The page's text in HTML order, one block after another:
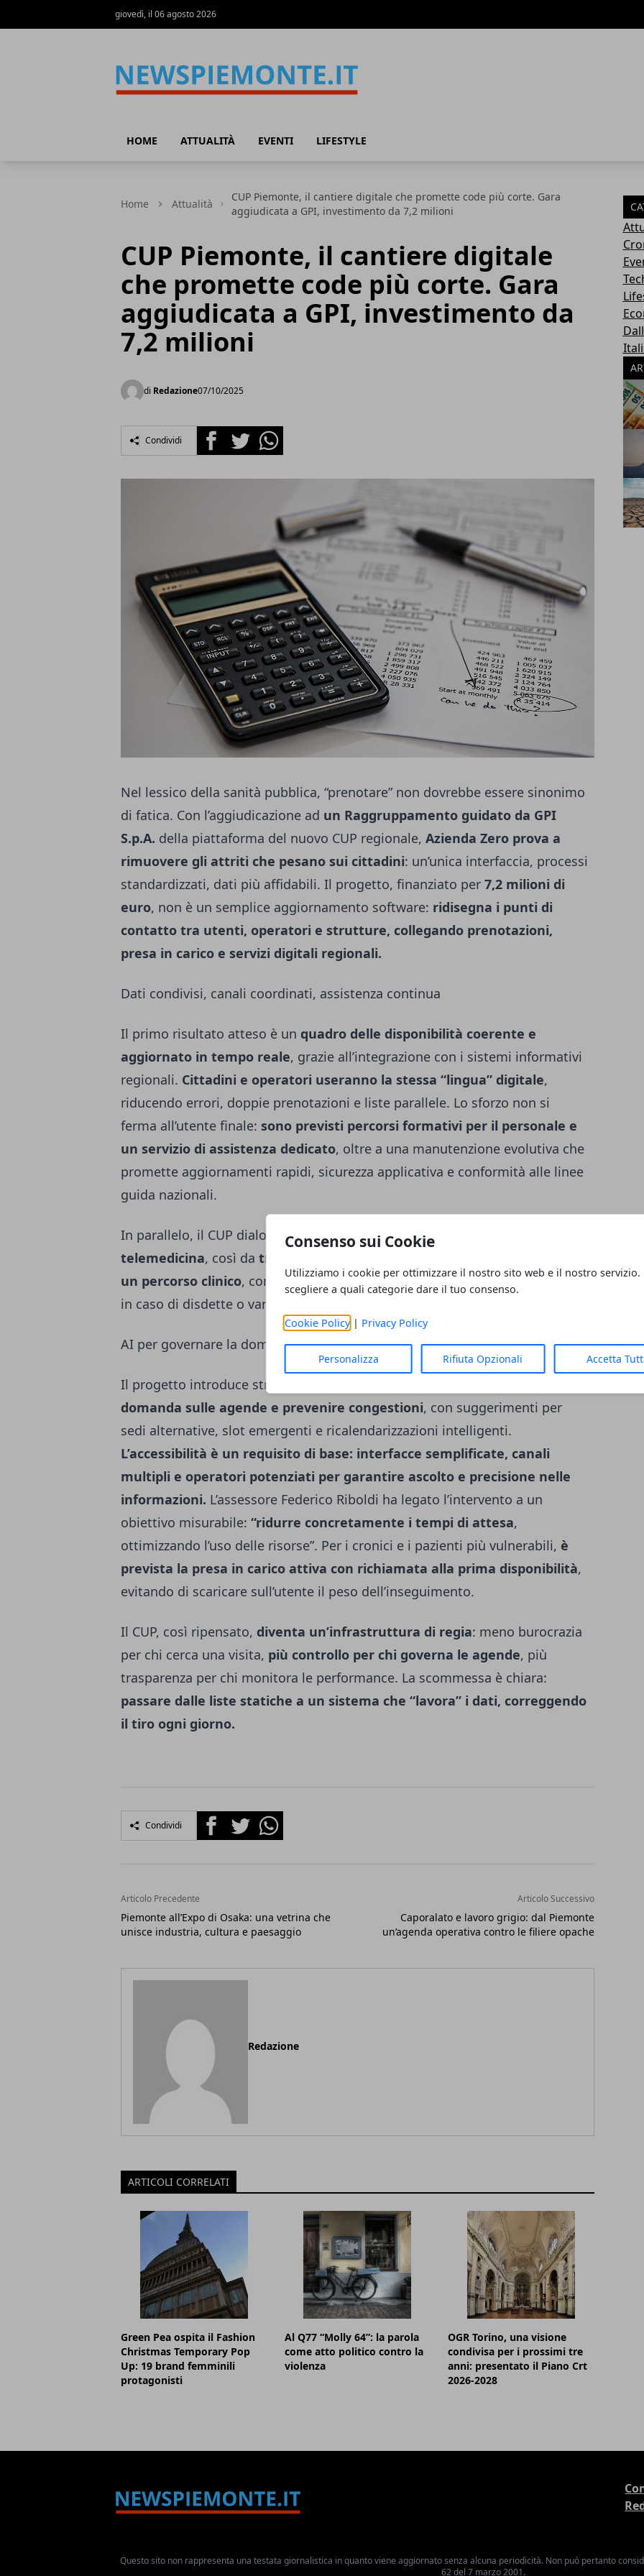
Consenso sui Cookie
Utilizziamo i cookie per ottimizzare il nostro sito web e il nostro servizio.
scegliere a quali categorie dare il tuo consenso.
Cookie Policy| Privacy Policy
Personalizza Rifiuta Opzionali Accetta
giovedì, il 06 agosto 2026
HOME ATTUALITÀ EVENTI LIFESTYLE
Home Attualità
CUP Piemonte, il cantiere digitale che promette code più corte. Gara
aggiudicata a GPI, investimento da 7,2 milioni
CUP Piemonte, il cantiere digitale
che promette code più corte. Gara
aggiudicata a GPI, investimento da
7,2 milioni
di Redazione07/10/2025
Condividi FacebookTwitterWhatsapp
Nel lessico della sanità pubblica, “prenotare” non dovrebbe essere sinonimo
di fatica. Con l’aggiudicazione ad un Raggruppamento guidato da GPI
S.p.A. della piattaforma del nuovo CUP regionale, Azienda Zero prova a
rimuovere gli attriti che pesano sui cittadini: un’unica interfaccia, processi
standardizzati, dati più affidabili. Il progetto, finanziato per 7,2 milioni di
euro, non è un semplice aggiornamento software: ridisegna i punti di
contatto tra utenti, operatori e strutture, collegando prenotazioni,
presa in carico e servizi digitali regionali.
Dati condivisi, canali coordinati, assistenza continua
Il primo risultato atteso è un quadro delle disponibilità coerente e
aggiornato in tempo reale, grazie all’integrazione con i sistemi informativi
regionali. Cittadini e operatori useranno la stessa “lingua” digitale,
riducendo errori, doppie prenotazioni e liste parallele. Lo sforzo non si
ferma all’utente finale: sono previsti percorsi formativi per il personale e
un servizio di assistenza dedicato, oltre a una manutenzione evolutiva che
promette aggiornamenti rapidi, sicurezza applicativa e conformità alle linee
guida nazionali.
In parallelo, il CUP dialogherà confascicolo sanitario elettronico e
telemedicina, così da trasformare una prenotazione in un passaggio di
un percorso clinico, con promemoria, richiami e riallineamenti automatici
in caso di disdette o variazioni.
AI per governare la domanda, interfacce “amiche” per chi chiama
Il progetto introduce strumenti predittivi per
domanda sulle agende e prevenire congestioni, con suggerimenti per
sedi alternative, slot emergenti e ricalendarizzazioni intelligenti.
L’accessibilità è un requisito di base: interfacce semplificate, canali
multipli e operatori potenziati per garantire ascolto e precisione nelle
informazioni. L’assessore Federico Riboldi ha legato l’intervento a un
obiettivo misurabile: “ridurre concretamente i tempi di attesa,
ottimizzando l’uso delle risorse”. Per i cronici e i pazienti più vulnerabili, è
prevista la presa in carico attiva con richiamata alla prima disponibilità,
evitando di scaricare sull’utente il peso dell’inseguimento.
Il CUP, così ripensato, diventa un’infrastruttura di regia: meno burocrazia
per chi cerca una visita, più controllo per chi governa le agende, più
trasparenza per chi monitora le performance. La scommessa è chiara:
passare dalle liste statiche a un sistema che “lavora” i dati, correggendo
il tiro ogni giorno.
Condividi FacebookTwitterWhatsapp
Articolo Precedente
Piemonte all’Expo di Osaka: una vetrina che
unisce industria, cultura e paesaggio
Articolo Successivo
Caporalato e lavoro grigio: dal Piemonte
un’agenda operativa contro le filiere opache
Redazione
ARTICOLI CORRELATI
Green Pea ospita il Fashion
Christmas Temporary Pop
Up: 19 brand femminili
protagonisti
Al Q77 “Molly 64”: la parola
come atto politico contro la
violenza
OGR Torino, una visione
condivisa per i prossimi tre
anni: presentato il Piano Crt
2026-2028
Questo sito non rappresenta una testata giornalistica in quanto viene aggiornato senza alcuna periodicità. Non può pertanto
62 del 7 marzo 2001.